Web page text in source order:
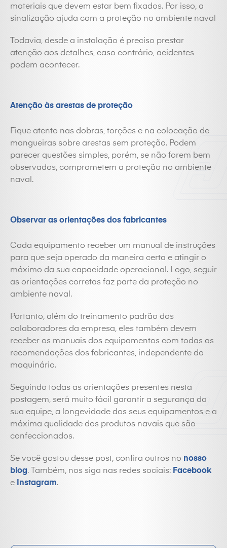
materiais que devem estar bem fixados. Por isso, a
sinalização ajuda com a proteção no ambiente naval
Todavia, desde a instalação é preciso prestar
atenção aos detalhes, caso contrário, acidentes
podem acontecer.
Atenção às arestas de proteção
Fique atento nas dobras, torções e na colocação de
mangueiras sobre arestas sem proteção. Podem
parecer questões simples, porém, se não forem bem
observados, comprometem a proteção no ambiente
naval.
Observar as orientações dos fabricantes
Cada equipamento receber um manual de instruções
para que seja operado da maneira certa e atingir o
máximo da sua capacidade operacional. Logo, seguir
as orientações corretas faz parte da proteção no
ambiente naval.
Portanto, além do treinamento padrão dos
colaboradores da empresa, eles também devem
receber os manuais dos equipamentos com todas as
recomendações dos fabricantes, independente do
maquinário.
Seguindo todas as orientações presentes nesta
postagem, será muito fácil garantir a segurança da
sua equipe, a longevidade dos seus equipamentos e a
máxima qualidade dos produtos navais que são
confeccionados.
Se você gostou desse post, confira outros no nosso
blog. Também, nos siga nas redes sociais: Facebook
e
Instagram.